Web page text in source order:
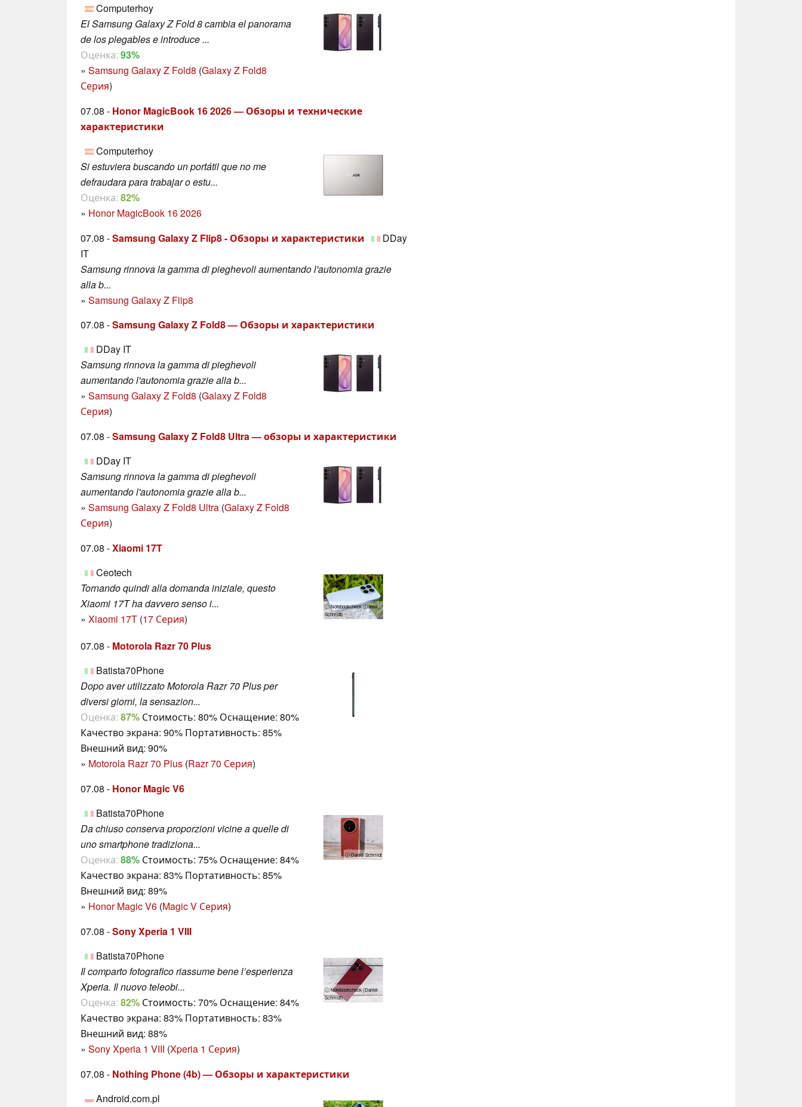
Computerhoy
El Samsung Galaxy Z Fold 8 cambia el panorama
de los plegables e introduce ...
Оценка: 93%
» Samsung Galaxy Z Fold8 (Galaxy Z Fold8
Серия)
07.08 - Honor MagicBook 16 2026 — Обзоры и технические
характеристики
Computerhoy
Si estuviera buscando un portátil que no me
defraudara para trabajar o estu...
Оценка: 82%
» Honor MagicBook 16 2026
07.08 -Samsung Galaxy Z Flip8 - Обзоры и характеристики
DDay
IT
Samsung rinnova la gamma di pieghevoli aumentando l'autonomia grazie
alla b...
» Samsung Galaxy Z Flip8
07.08 -Samsung Galaxy Z Fold8 — Обзоры и характеристики
DDay IT
Samsung rinnova la gamma di pieghevoli
aumentando l'autonomia grazie alla b...
» Samsung Galaxy Z Fold8 (Galaxy Z Fold8
Серия)
07.08 -Samsung Galaxy Z Fold8 Ultra — обзоры и характеристики
DDay IT
Samsung rinnova la gamma di pieghevoli
aumentando l'autonomia grazie alla b...
» Samsung Galaxy Z Fold8 Ultra (Galaxy Z Fold8
Серия)
07.08 -Xiaomi 17T
ⓘ Notebookcheck (Daniel
Schmidt)
Ceotech
Tornando quindi alla domanda iniziale, questo
Xiaomi 17T ha davvero senso i...
» Xiaomi 17T (17 Серия)
07.08 - Motorola Razr 70 Plus
Batista70Phone
Dopo aver utilizzato Motorola Razr 70 Plus per
diversi giorni, la sensazion...
Оценка: 87% Стоимость: 80% Оснащение: 80%
Качество экрана: 90% Портативность: 85%
Внешний вид: 90%
» Motorola Razr 70 Plus (Razr 70 Серия)
07.08 - Honor Magic V6
ⓘ Daniel Schmidt
Batista70Phone
Da chiuso conserva proporzioni vicine a quelle di
uno smartphone tradiziona...
Оценка: 88% Стоимость: 75% Оснащение: 84%
Качество экрана: 83% Портативность: 85%
Внешний вид: 89%
» Honor Magic V6 (Magic V Серия)
07.08 -Sony Xperia 1 VIII
ⓘ Notebookcheck (Daniel
Schmidt)
Batista70Phone
Il comparto fotografico riassume bene l’esperienza
Xperia. Il nuovo teleobi...
Оценка: 82% Стоимость: 70% Оснащение: 84%
Качество экрана: 83% Портативность: 83%
Внешний вид: 88%
» Sony Xperia 1 VIII (Xperia 1 Серия)
07.08 - Nothing Phone (4b) — Обзоры и характеристики
Android.com.pl